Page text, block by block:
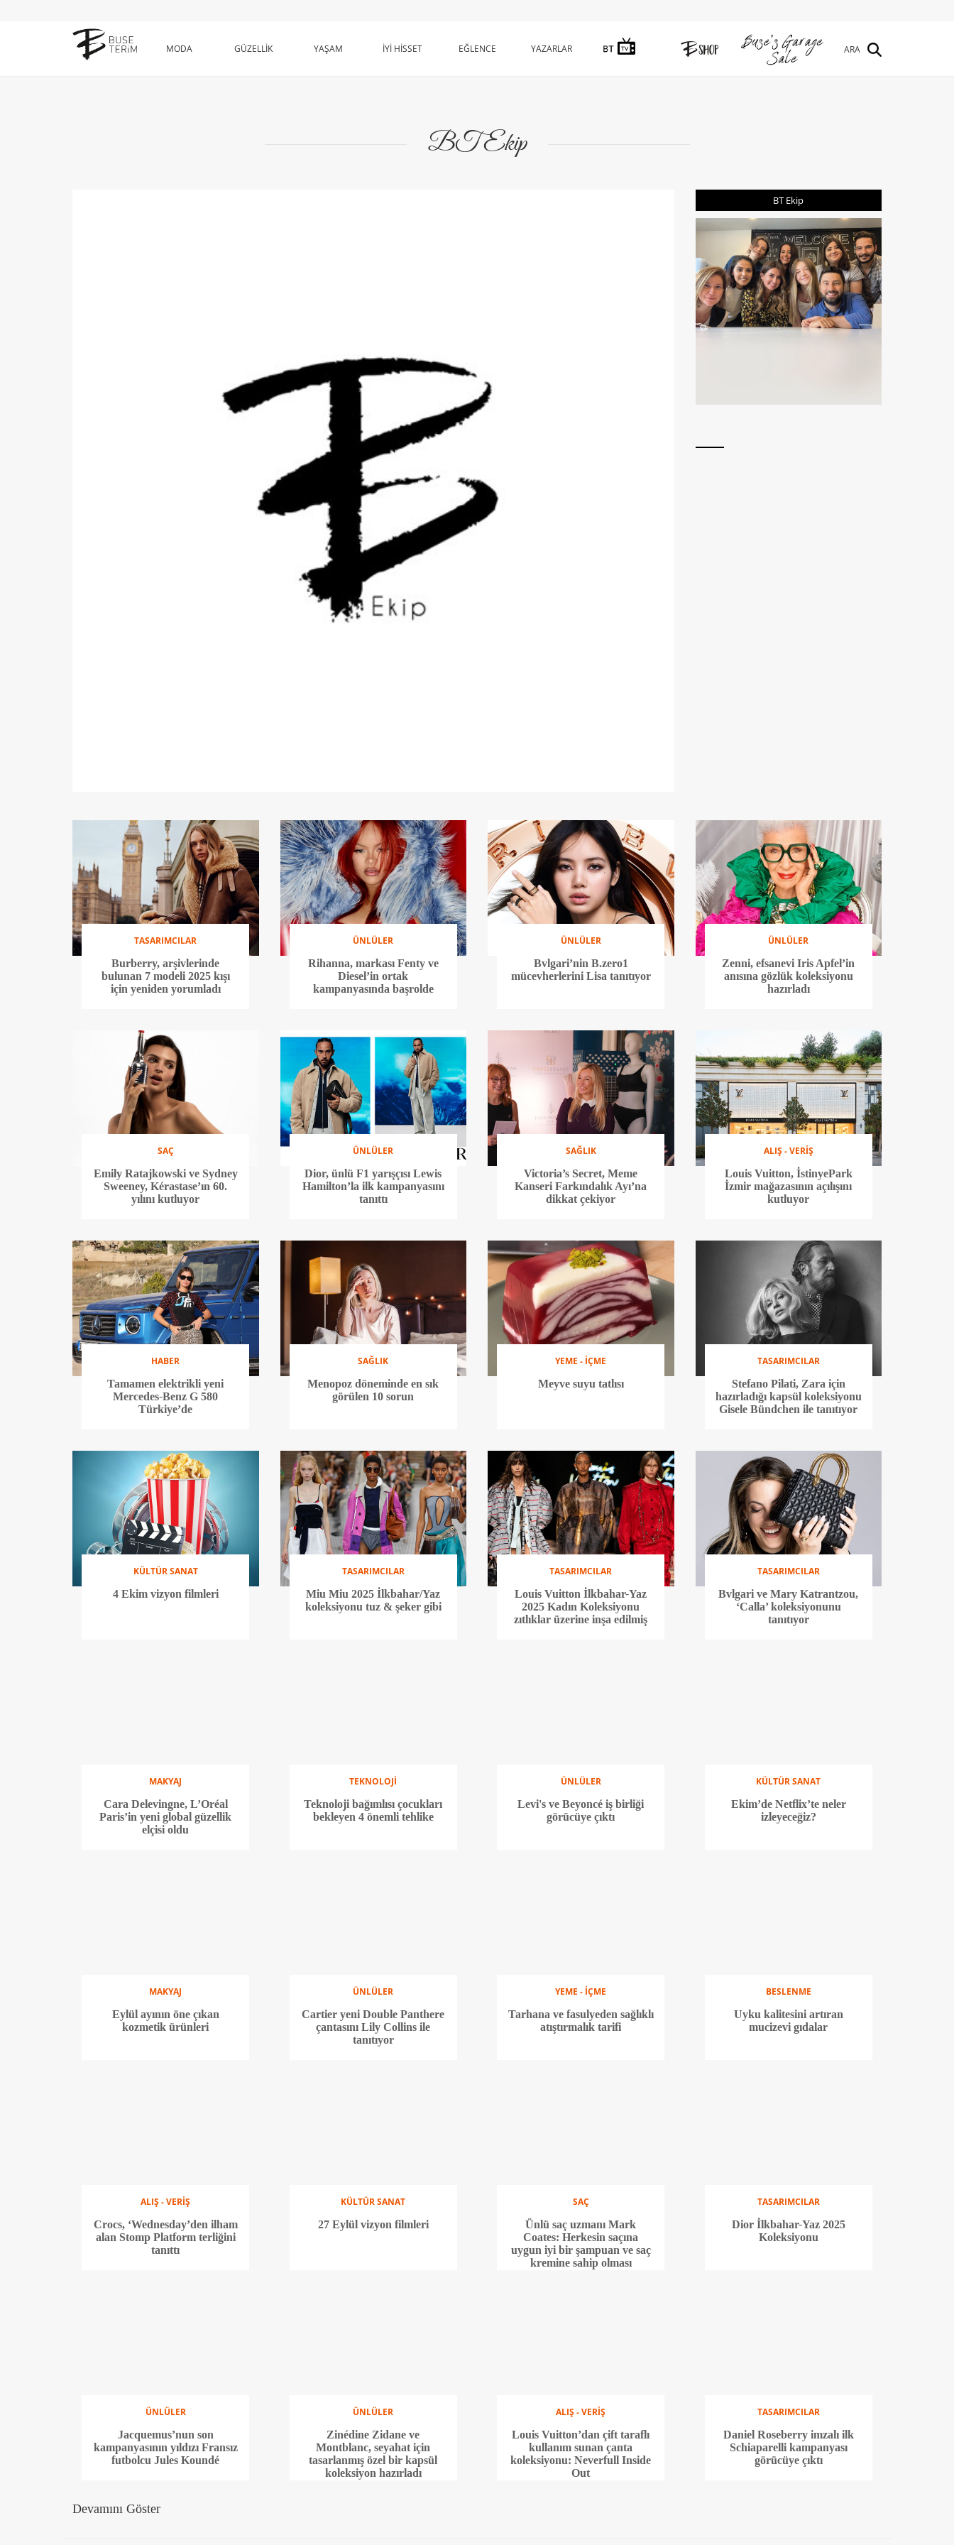
MODA GÜZELLİK YAŞAM İYİ HİSSET EĞLENCE YAZARLAR ARA
BT Ekip
BT Ekip
TASARIMCILAR
Burberry, arşivlerinde
bulunan 7 modeli 2025 kışı
için yeniden yorumladı
ÜNLÜLER
Rihanna, markası Fenty ve
Diesel’in ortak
kampanyasında başrolde
ÜNLÜLER
Bvlgari’nin B.zero1
mücevherlerini Lisa tanıtıyor
ÜNLÜLER
Zenni, efsanevi Iris Apfel’in
anısına gözlük koleksiyonu
hazırladı
SAÇ
Emily Ratajkowski ve Sydney
Sweeney, Kérastase’ın 60.
yılını kutluyor
ÜNLÜLER
Dior, ünlü F1 yarışçısı Lewis
Hamilton’la ilk kampanyasını
tanıttı
SAĞLIK
Victoria’s Secret, Meme
Kanseri Farkındalık Ayı’na
dikkat çekiyor
ALIŞ - VERİŞ
Louis Vuitton, İstinyePark
İzmir mağazasının açılışını
kutluyor
HABER
Tamamen elektrikli yeni
Mercedes-Benz G 580
Türkiye’de
SAĞLIK
Menopoz döneminde en sık
görülen 10 sorun
YEME - İÇME
Meyve suyu tatlısı
TASARIMCILAR
Stefano Pilati, Zara için
hazırladığı kapsül koleksiyonu
Gisele Bündchen ile tanıtıyor
KÜLTÜR SANAT
4 Ekim vizyon filmleri
TASARIMCILAR
Miu Miu 2025 İlkbahar/Yaz
koleksiyonu tuz & şeker gibi
TASARIMCILAR
Louis Vuitton İlkbahar-Yaz
2025 Kadın Koleksiyonu
zıtlıklar üzerine inşa edilmiş
TASARIMCILAR
Bvlgari ve Mary Katrantzou,
‘Calla’ koleksiyonunu
tanıtıyor
MAKYAJ
Cara Delevingne, L’Oréal
Paris’in yeni global güzellik
elçisi oldu
TEKNOLOJİ
Teknoloji bağımlısı çocukları
bekleyen 4 önemli tehlike
ÜNLÜLER
Levi's ve Beyoncé iş birliği
görücüye çıktı
KÜLTÜR SANAT
Ekim’de Netflix’te neler
izleyeceğiz?
MAKYAJ
Eylül ayının öne çıkan
kozmetik ürünleri
ÜNLÜLER
Cartier yeni Double Panthere
çantasını Lily Collins ile
tanıtıyor
YEME - İÇME
Tarhana ve fasulyeden sağlıklı
atıştırmalık tarifi
BESLENME
Uyku kalitesini artıran
mucizevi gıdalar
ALIŞ - VERİŞ
Crocs, ‘Wednesday’den ilham
alan Stomp Platform terliğini
tanıttı
KÜLTÜR SANAT
27 Eylül vizyon filmleri
SAÇ
Ünlü saç uzmanı Mark
Coates: Herkesin saçına
uygun iyi bir şampuan ve saç
kremine sahip olması
TASARIMCILAR
Dior İlkbahar-Yaz 2025
Koleksiyonu
ÜNLÜLER
Jacquemus’nun son
kampanyasının yıldızı Fransız
futbolcu Jules Koundé
ÜNLÜLER
Zinédine Zidane ve
Montblanc, seyahat için
tasarlanmış özel bir kapsül
koleksiyon hazırladı
ALIŞ - VERİŞ
Louis Vuitton’dan çift taraflı
kullanım sunan çanta
koleksiyonu: Neverfull Inside
Out
TASARIMCILAR
Daniel Roseberry imzalı ilk
Schiaparelli kampanyası
görücüye çıktı
Devamını Göster